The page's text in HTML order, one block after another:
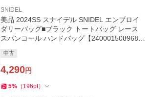
SNIDEL
美品 2024SS スナイデル SNIDEL エンブロイ
ダリーバッグ■ブラック トートバッグ レース
スパンコール ハンドバッグ【240001508968
中古
4,290円
5% （ 196pt）